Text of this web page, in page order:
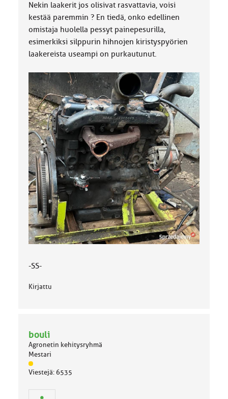
Nekin laakerit jos olisivat rasvattavia, voisi
kestää paremmin ? En tiedä, onko edellinen
omistaja huolella pessyt painepesurilla,
esimerkiksi silppurin hihnojen kiristyspyörien
laakereista useampi on purkautunut.
-SS-
Kirjattu
bouli
Agronetin kehitysryhmä
Mestari
J
ä
Viestejä: 6535